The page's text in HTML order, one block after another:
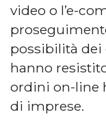
video o l’e-
possibilità dei
hanno
ordini on-line
di imprese.